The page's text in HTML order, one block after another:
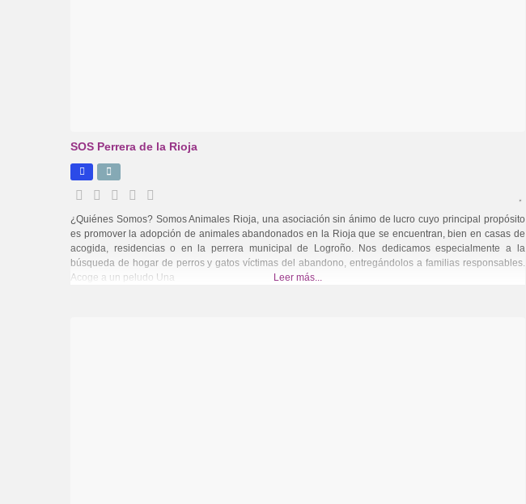
SOS Perrera de la Rioja
¿Quiénes Somos? Somos Animales Rioja, una asociación sin ánimo de lucro cuyo principal propósito
es promover la adopción de animales abandonados en la Rioja que se encuentran, bien en casas de
acogida, residencias o en la perrera municipal de Logroño. Nos dedicamos especialmente a la
búsqueda de hogar de perros y gatos víctimas del abandono, entregándolos a familias responsables.
Acoge a un peludo Una
Leer más...